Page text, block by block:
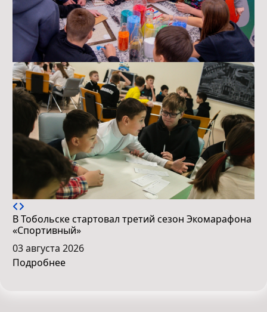
В Тобольске стартовал третий сезон Экомарафона
«Спортивный»
03 августа 2026
Подробнее